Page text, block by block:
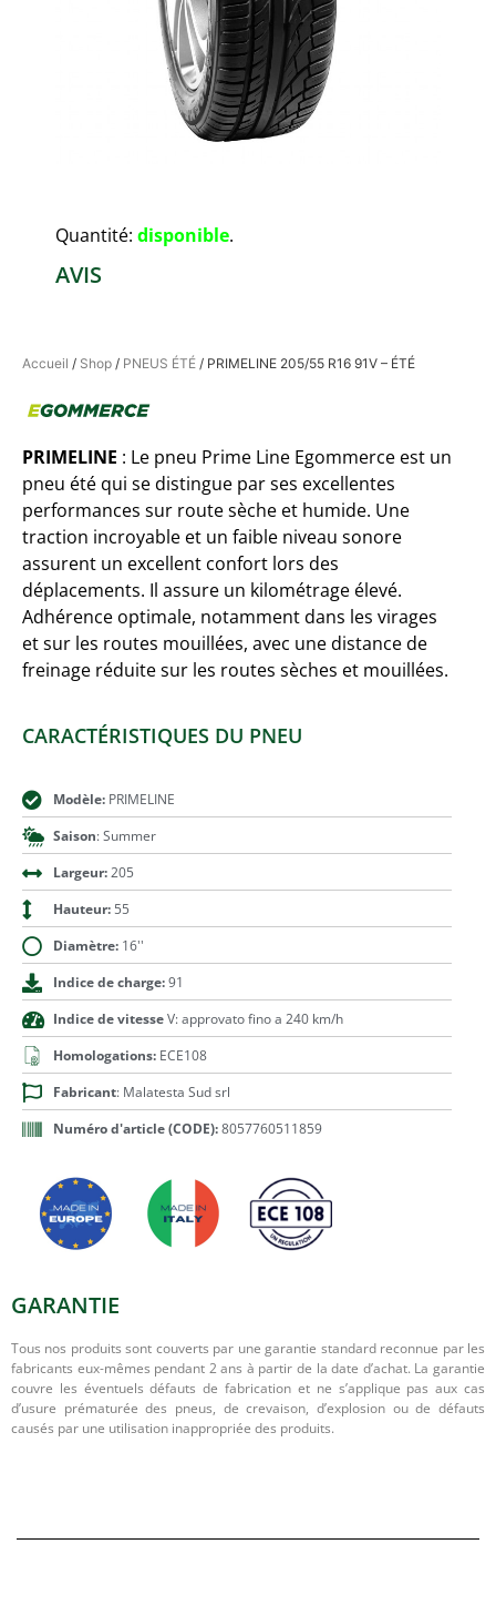
Accueil / Shop / PNEUS ÉTÉ / PRIMELINE 205/55 R16 91V – ÉTÉ
PRIMELINE : Le pneu Prime Line Egommerce est un
pneu été qui se distingue par ses excellentes
performances sur route sèche et humide. Une
traction incroyable et un faible niveau sonore
assurent un excellent confort lors des
déplacements. Il assure un kilométrage élevé.
Adhérence optimale, notamment dans les virages
et sur les routes mouillées, avec une distance de
freinage réduite sur les routes sèches et mouillées.
CARACTÉRISTIQUES DU PNEU
Modèle:PRIMELINE
Saison: Summer
Largeur:205
Hauteur:55
Diamètre:16''
Indice de charge:91
Indice de vitesseV: approvato fino a 240 km/h
Homologations:ECE108
Fabricant: Malatesta Sud srl
Numéro d'article (CODE):8057760511859
Quantité: disponible.
AVIS
GARANTIE
Tous nos produits sont couverts par une garantie standard reconnue par les
fabricants eux-mêmes pendant 2 ans à partir de la date d’achat. La garantie
couvre les éventuels défauts de fabrication et ne s’applique pas aux cas
d’usure prématurée des pneus, de crevaison, d’explosion ou de défauts
causés par une utilisation inappropriée des produits.